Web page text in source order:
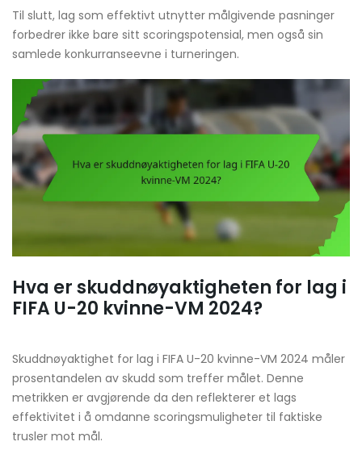
Til slutt, lag som effektivt utnytter målgivende pasninger
forbedrer ikke bare sitt scoringspotensial, men også sin
samlede konkurranseevne i turneringen.
Hva er skuddnøyaktigheten for lag i
FIFA U-20 kvinne-VM 2024?
Skuddnøyaktighet for lag i FIFA U-20 kvinne-VM 2024 måler
prosentandelen av skudd som treffer målet. Denne
metrikken er avgjørende da den reflekterer et lags
effektivitet i å omdanne scoringsmuligheter til faktiske
trusler mot mål.